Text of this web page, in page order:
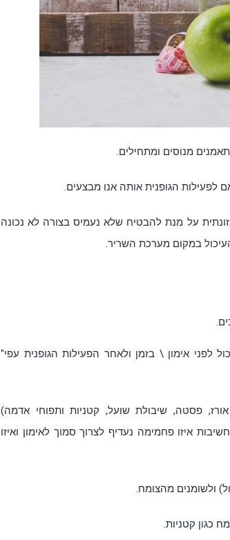
מנוסים ומתחילים.
לפעילות הגופנית אותה אנו מבצעים.
נכונה תזונתית על מנת להבטיח שלא נעמיס בצורה לא נכונה
במקום מערכת השריר.
אימון \ בזמן ולאחר הפעילות הגופנית עפי"
פסטה, שיבולת שועל, קטניות ותפוחי אדמה)
איזו פחמימה נעדיף לצרוך סמוך לאימון ואיזו
ולשומנים מהצומח.
כגון קטניות.